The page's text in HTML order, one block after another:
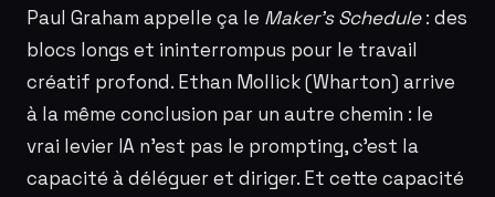
Paul Graham appelle ça le Maker’s Schedule: des
blocs longs et ininterrompus pour le travail
créatif profond. Ethan Mollick (Wharton) arrive
à la même conclusion par un autre chemin : le
vrai levier IA n’est pas le prompting, c’est la
capacité à déléguer et diriger. Et cette capacité